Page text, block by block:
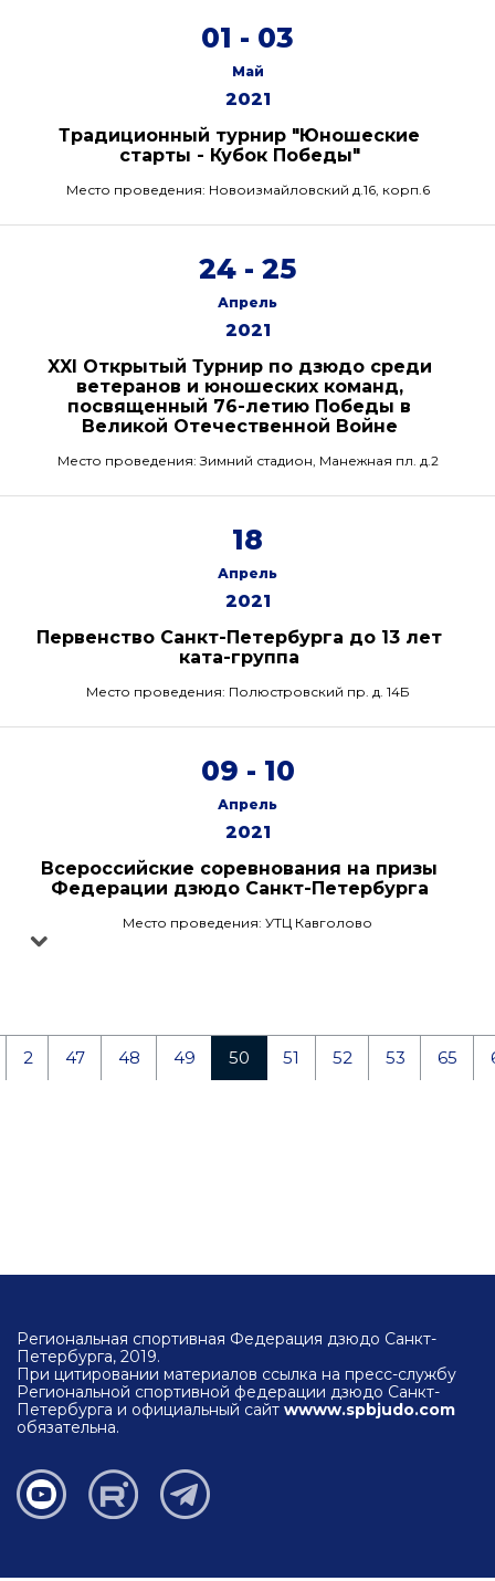
01 - 03
Май
2021
Традиционный турнир "Юношеские
старты - Кубок Победы"
Место проведения: Новоизмайловский д.16, корп.6
24 - 25
Апрель
2021
XXI Открытый Турнир по дзюдо среди
ветеранов и юношеских команд,
посвященный 76-летию Победы в
Великой Отечественной Войне
Место проведения: Зимний стадион, Манежная пл. д.2
18
Апрель
2021
Первенство Санкт-Петербурга до 13 лет
ката-группа
Место проведения: Полюстровский пр. д. 14Б
09 - 10
Апрель
2021
Всероссийские соревнования на призы
Федерации дзюдо Санкт-Петербурга
Место проведения: УТЦ Кавголово
2 47 48 49 50 51 52 53 65
Региональная спортивная Федерация дзюдо Санкт-
Петербурга, 2019.
При цитировании материалов ссылка на пресс-службу
Региональной спортивной федерации дзюдо Санкт-
Петербурга и официальный сайт wwww.spbjudo.com
обязательна.